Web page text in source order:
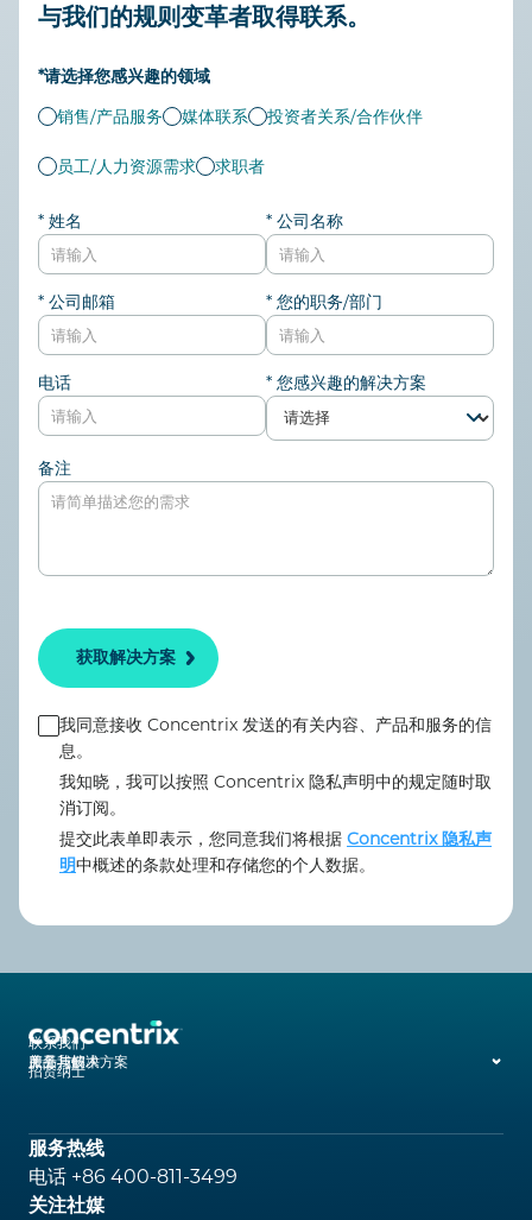
与我们的规则变革者取得联系。
*请选择您感兴趣的领域
销售/产品服务
媒体联系 投资者关系/合作伙伴
员工/人力资源需求 求职者
姓名 公司名称
公司邮箱 您的职务/部门
电话 您感兴趣的解决方案
备注
获取解决方案
我同意接收 Concentrix 发送的有关内容、产品和服务的信
息。
我知晓，我可以按照 Concentrix 隐私声明中的规定随时取
消订阅。
提交此表单即表示，您同意我们将根据 Concentrix 隐私声
明中概述的条款处理和存储您的个人数据。
服务与解决方案
客户互动解决方案与运营
全渠道数字营销
数字化企业
人工智能解决方案
B2B销售
产品与技术
iX 产品套件
iX Hello
关于我们
关于Concentrix
媒体中心
联系我们
招贤纳士
服务热线
电话 +86 400-811-3499
关注社媒